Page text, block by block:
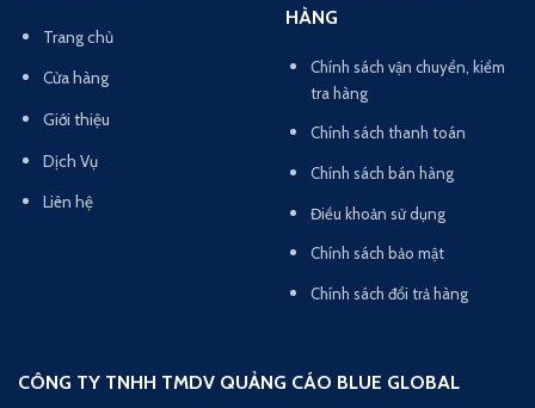
Trang chủ
Cửa hàng
Giới thiệu
Dịch Vụ
Liên hệ
HÀNG
Chính sách vận chuyển, kiểm
tra hàng
Chính sách thanh toán
Chính sách bán hàng
Điều khoản sử dụng
Chính sách bảo mật
Chính sách đổi trả hàng
CÔNG TY TNHH TMDV QUẢNG CÁO BLUE GLOBAL